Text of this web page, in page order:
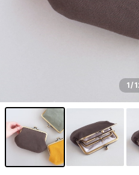
1/